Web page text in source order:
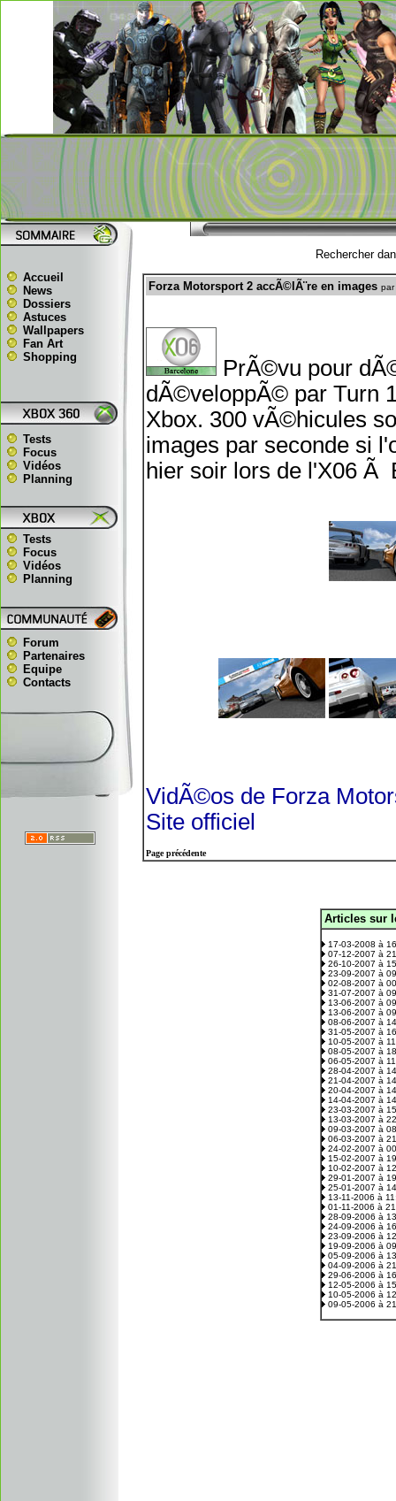
Accueil
News
Dossiers
Astuces
Wallpapers
Fan Art
Shopping
Tests
Focus
Vidéos
Planning
Tests
Focus
Vidéos
Planning
Forum
Partenaires
Equipe
Contacts
Rechercher
Forza Motorsport 2 accÃ©lÃ¨re en images par
PrÃ©vu pour
dÃ©veloppÃ© par Turn
Xbox. 300 vÃ©hicules
images par seconde si
hier soir lors de l'X06 Ã
VidÃ©os de Forza
Site officiel
Page précédente
Articles sur
17-03-2008 à
07-12-2007 à
26-10-2007 à
23-09-2007 à
02-08-2007 à
31-07-2007 à
13-06-2007 à
13-06-2007 à
08-06-2007 à
31-05-2007 à
10-05-2007 à
08-05-2007 à
06-05-2007 à
28-04-2007 à
21-04-2007 à
20-04-2007 à
14-04-2007 à
23-03-2007 à
13-03-2007 à
09-03-2007 à
06-03-2007 à
24-02-2007 à
15-02-2007 à
10-02-2007 à
29-01-2007 à
25-01-2007 à
13-11-2006 à
01-11-2006 à
28-09-2006 à
24-09-2006 à
23-09-2006 à
19-09-2006 à
05-09-2006 à
04-09-2006 à
29-06-2006 à
12-05-2006 à
10-05-2006 à
09-05-2006 à